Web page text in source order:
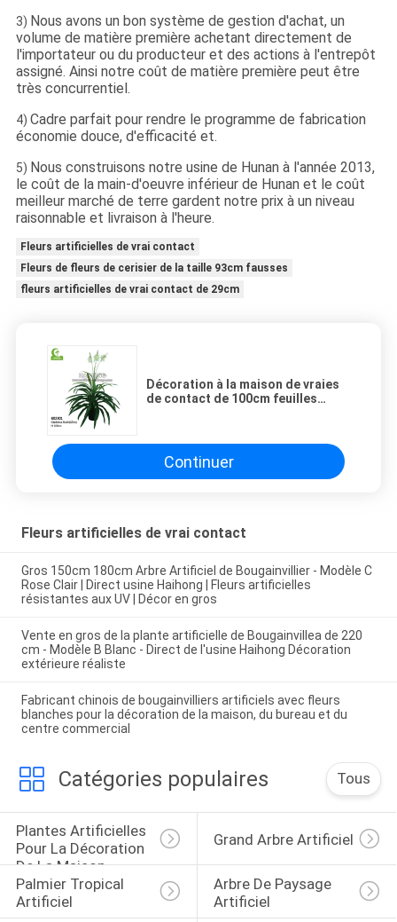
3) Nous avons un bon système de gestion d'achat, un
volume de matière première achetant directement de
l'importateur ou du producteur et des actions à l'entrepôt
assigné. Ainsi notre coût de matière première peut être
très concurrentiel.
4) Cadre parfait pour rendre le programme de fabrication
économie douce, d'efficacité et.
5) Nous construisons notre usine de Hunan à l'année 2013,
le coût de la main-d'oeuvre inférieur de Hunan et le coût
meilleur marché de terre gardent notre prix à un niveau
raisonnable et livraison à l'heure.
Fleurs artificielles de vrai contact
Fleurs de fleurs de cerisier de la taille 93cm fausses
fleurs artificielles de vrai contact de 29cm
Décoration à la maison de vraies
de contact de 100cm feuilles
Continuer
Fleurs artificielles de vrai contact
Gros 150cm 180cm Arbre Artificiel de Bougainvillier - Modèle C
Rose Clair | Direct usine Haihong | Fleurs artificielles
résistantes aux UV | Décor en gros
Vente en gros de la plante artificielle de Bougainvillea de 220
cm - Modèle B Blanc - Direct de l'usine Haihong Décoration
extérieure réaliste
Fabricant chinois de bougainvilliers artificiels avec fleurs
blanches pour la décoration de la maison, du bureau et du
centre commercial
Catégories populaires Tous
Plantes Artificielles
Pour La Décoration
De La Maison
Grand Arbre Artificiel
Palmier Tropical
Artificiel
Arbre De Paysage
Artificiel